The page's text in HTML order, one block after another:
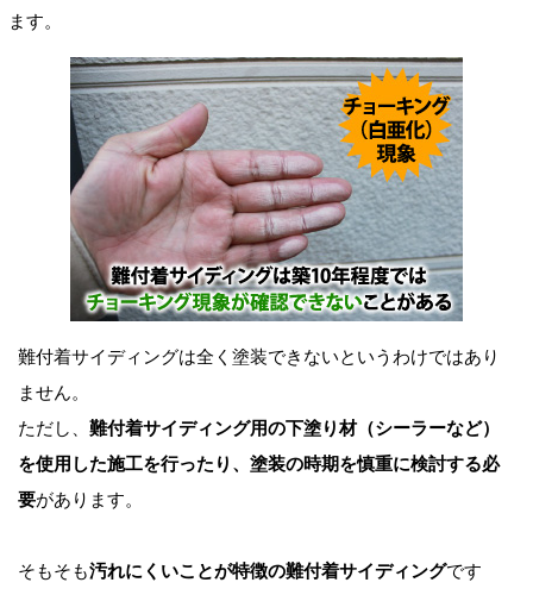
ます。
難付着サイディングは全く塗装できないというわけではあり
ません。
ただし、 難付着サイディング用の下塗り材（シーラーなど）
を使用した施工を行ったり、塗装の時期を慎重に検討する必
要があります。
そもそも汚れにくいことが特徴の難付着サイディングです